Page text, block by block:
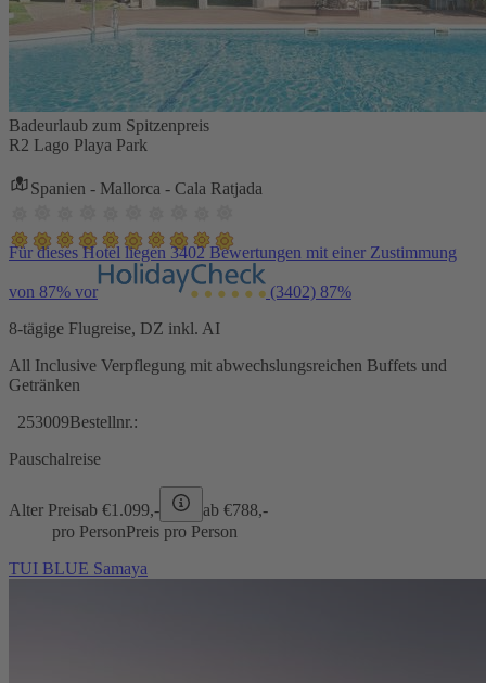
Badeurlaub zum Spitzenpreis
R2 Lago Playa Park
Spanien - Mallorca - Cala Ratjada
Für dieses Hotel liegen 3402 Bewertungen mit einer Zustimmung
von 87% vor (3402) 87%
8-tägige Flugreise, DZ inkl. AI
All Inclusive Verpflegung mit abwechslungsreichen Buffets und
Getränken
253009Bestellnr.:
Pauschalreise
Alter Preisab €1.099,- ab €788,-
pro PersonPreis pro Person
TUI BLUE Samaya